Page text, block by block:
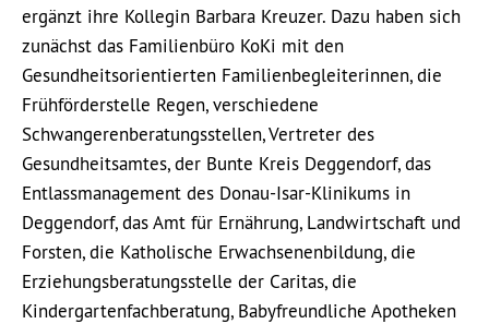
ergänzt ihre Kollegin Barbara Kreuzer. Dazu haben sich
zunächst das Familienbüro KoKi mit den
Gesundheitsorientierten Familienbegleiterinnen, die
Frühförderstelle Regen, verschiedene
Schwangerenberatungsstellen, Vertreter des
Gesundheitsamtes, der Bunte Kreis Deggendorf, das
Entlassmanagement des Donau-Isar-Klinikums in
Deggendorf, das Amt für Ernährung, Landwirtschaft und
Forsten, die Katholische Erwachsenenbildung, die
Erziehungsberatungsstelle der Caritas, die
Kindergartenfachberatung, Babyfreundliche Apotheken